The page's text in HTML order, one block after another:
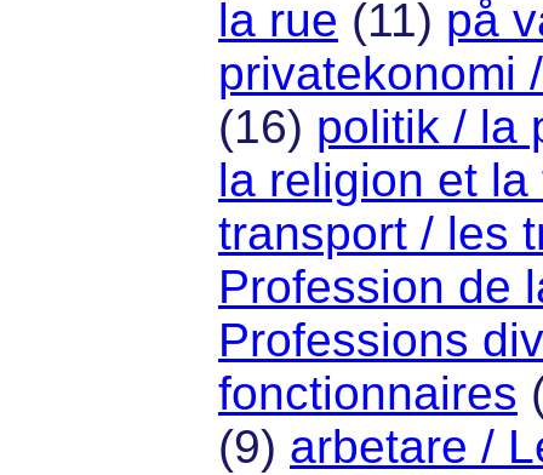
la rue (11) på
privatekonomi
(16) politik / la
la religion et la
transport / les
Profession de
Professions
fonctionnaires
(9) arbetare /